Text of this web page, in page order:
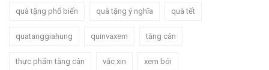
quà tặng phổ biến quà tặng ý nghĩa quà tết
quatanggiahung quinvaxem tăng cân
thực phẩm tăng cân vắc xin xem bói